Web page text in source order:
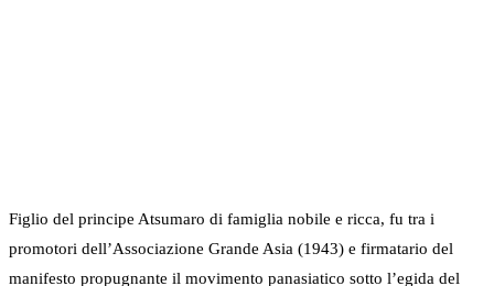
Figlio del principe Atsumaro di famiglia nobile e ricca, fu tra i
promotori dell’Associazione Grande Asia (1943) e firmatario del
manifesto propugnante il movimento panasiatico sotto l’egida del